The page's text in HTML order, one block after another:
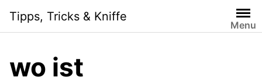
content
Tipps, Tricks & Kniffe
Menu
wo ist